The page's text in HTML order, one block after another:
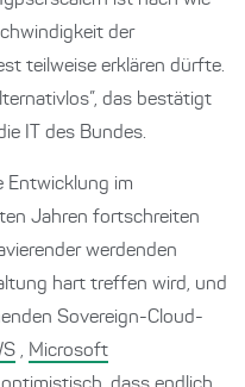
der
teilweise erklären dürfte.
das bestätigt
IT des Bundes.
Entwicklung im
Jahren fortschreiten
werdenden
hart treffen wird, und
Sovereign-Cloud-
, Microsoft